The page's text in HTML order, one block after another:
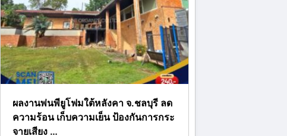
ผลงานพ่นพียูโฟมใต้หลังคา จ.ชลบุรี ลด
ความร้อน เก็บความเย็น ป้องกันการกระ
จายเสียง …